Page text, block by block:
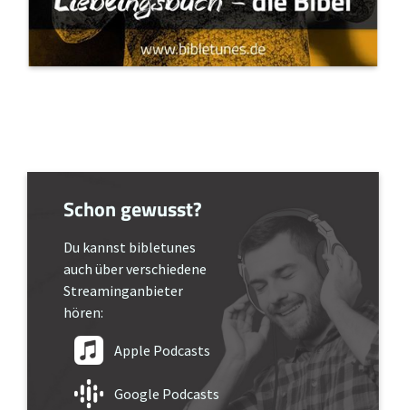
Schon gewusst?
Du kannst bibletunes
auch über verschiedene
Streaminganbieter
hören:
Apple Podcasts
Google Podcasts